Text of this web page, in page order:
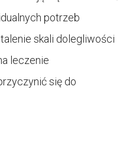
potrzeb
skali dolegliwości
leczenie
się do